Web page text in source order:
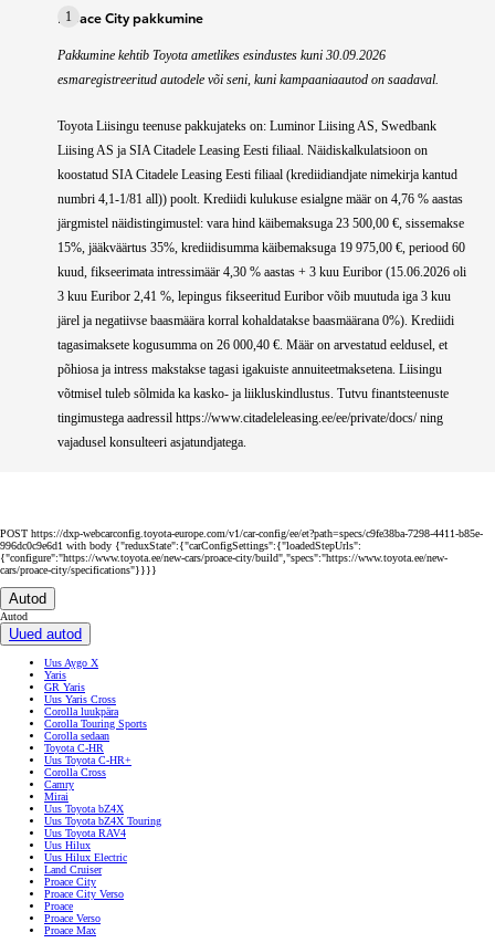
1
Proace City pakkumine
Pakkumine kehtib Toyota ametlikes esindustes kuni 30.09.2026
esmaregistreeritud autodele või seni, kuni kampaaniaautod on saadaval.
Toyota Liisingu teenuse pakkujateks on: Luminor Liising AS, Swedbank
Liising AS ja SIA Citadele Leasing Eesti filiaal. Näidiskalkulatsioon on
koostatud SIA Citadele Leasing Eesti filiaal (krediidiandjate nimekirja kantud
numbri 4,1-1/81 all)) poolt. Krediidi kulukuse esialgne määr on 4,76 % aastas
järgmistel näidistingimustel: vara hind käibemaksuga 23 500,00 €, sissemakse
15%, jääkväärtus 35%, krediidisumma käibemaksuga 19 975,00 €, periood 60
kuud, fikseerimata intressimäär 4,30 % aastas + 3 kuu Euribor (15.06.2026 oli
3 kuu Euribor 2,41 %, lepingus fikseeritud Euribor võib muutuda iga 3 kuu
järel ja negatiivse baasmäära korral kohaldatakse baasmäärana 0%). Krediidi
tagasimaksete kogusumma on 26 000,40 €. Määr on arvestatud eeldusel, et
põhiosa ja intress makstakse tagasi igakuiste annuiteetmaksetena. Liisingu
võtmisel tuleb sõlmida ka kasko- ja liikluskindlustus. Tutvu finantsteenuste
tingimustega aadressil https://www.citadeleleasing.ee/ee/private/docs/ ning
vajadusel konsulteeri asjatundjatega.
POST https://dxp-webcarconfig.toyota-europe.com/v1/car-config/ee/et?path=specs/c9fe38ba-7298-4411-b85e-
996dc0c9e6d1 with body {"reduxState":{"carConfigSettings":{"loadedStepUrls":
{"configure":"https://www.toyota.ee/new-cars/proace-city/build","specs":"https://www.toyota.ee/new-
cars/proace-city/specifications"}}}}
Autod
Autod
Uued autod
Uus Aygo X
Yaris
GR Yaris
Uus Yaris Cross
Corolla luukpära
Corolla Touring Sports
Corolla sedaan
Toyota C-HR
Uus Toyota C-HR+
Corolla Cross
Camry
Mirai
Uus Toyota bZ4X
Uus Toyota bZ4X Touring
Uus Toyota RAV4
Uus Hilux
Uus Hilux Electric
Land Cruiser
Proace City
Proace City Verso
Proace
Proace Verso
Proace Max